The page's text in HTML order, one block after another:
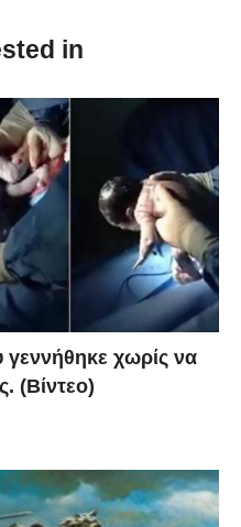
in
γεννήθηκε χωρίς να
(Βίντεο)